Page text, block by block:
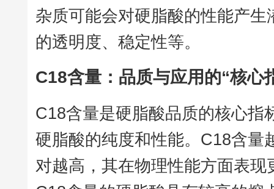
杂质可能会对硬脂酸的性能产
的透明度、稳定性等。
C18含量：品质与应用的“核心
C18含量是硬脂酸品质的核心指
硬脂酸的纯度和性能。C18含量
对越高，其在物理性能方面表